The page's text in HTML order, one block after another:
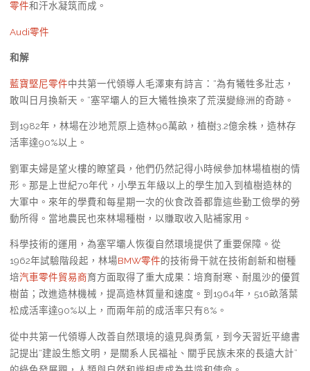
零件和汗水凝筑而成。
Audi零件
和解
藍寶堅尼零件中共第一代領導人毛澤東有詩言：“為有犧牲多壯志，
敢叫日月換新天。”塞罕壩人的巨大犧牲換來了荒漠變綠洲的奇跡。
到1982年，林場在沙地荒原上造林96萬畝，植樹3.2億余株，造林存
活率達90%以上。
劉軍夫婦是望火樓的瞭望員，他們仍然記得小時候參加林場植樹的情
形。那是上世紀70年代，小學五年級以上的學生加入到植樹造林的
大軍中。來年的學費和每星期一次的伙食改善都靠這些勤工儉學的勞
動所得。當地農民也來林場種樹，以賺取收入貼補家用。
科學技術的運用，為塞罕壩人恢復自然環境提供了重要保障。從
1962年試驗階段起，林場BMW零件的技術骨干就在技術創新和樹種
培汽車零件貿易商育方面取得了重大成果：培育耐寒、耐風沙的優質
樹苗；改進造林機械，提高造林質量和速度。到1964年，516畝落葉
松成活率達90%以上，而兩年前的成活率只有8%。
從中共第一代領導人改善自然環境的遠見與勇氣，到今天習近平總書
記提出“建設生態文明，是關系人民福祉、關乎民族未來的長遠大計”